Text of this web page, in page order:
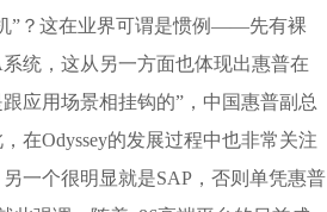
”？这在业界可谓是惯例——先有裸
统，这从另一方面也体现出惠普在
应用场景相挂钩的”，中国惠普副总
在Odyssey的发展过程中也非常关注
一个很明显就是SAP，否则单凭惠普